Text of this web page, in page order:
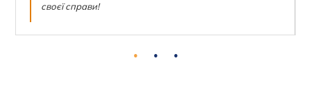
своєї справи!